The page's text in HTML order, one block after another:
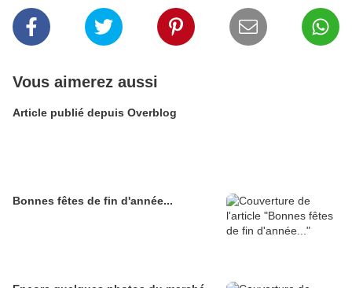
Vous aimerez aussi
Article publié depuis Overblog
Bonnes fêtes de fin d'année...